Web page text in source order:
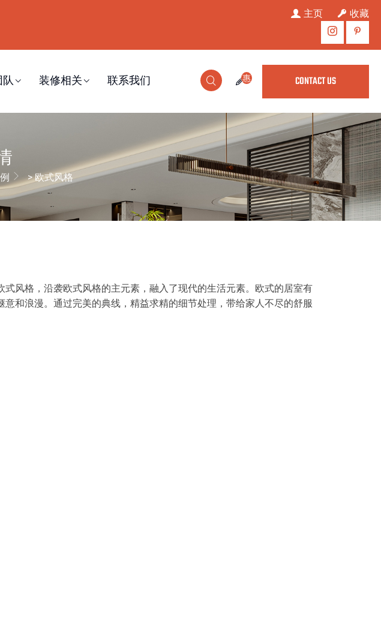
主页 收藏
队 装修相关 联系我们 惠 CONTACT US
> 欧式风格
式风格，沿袭欧式风格的主元素，融入了现代的生活元素。欧式的居室有
意和浪漫。通过完美的典线，精益求精的细节处理，带给家人不尽的舒服